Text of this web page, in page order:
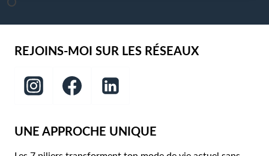
REJOINS-MOI SUR LES RÉSEAUX
UNE APPROCHE UNIQUE